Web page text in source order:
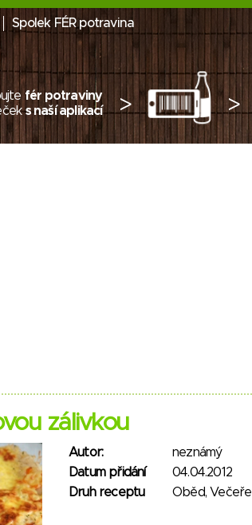
Spolek FÉR potravina
fér potraviny
s naší aplikací > >
zálivkou
Autor:
neznámý
Datum přidání
04.04.2012
Druh receptu
Oběd, Večeře